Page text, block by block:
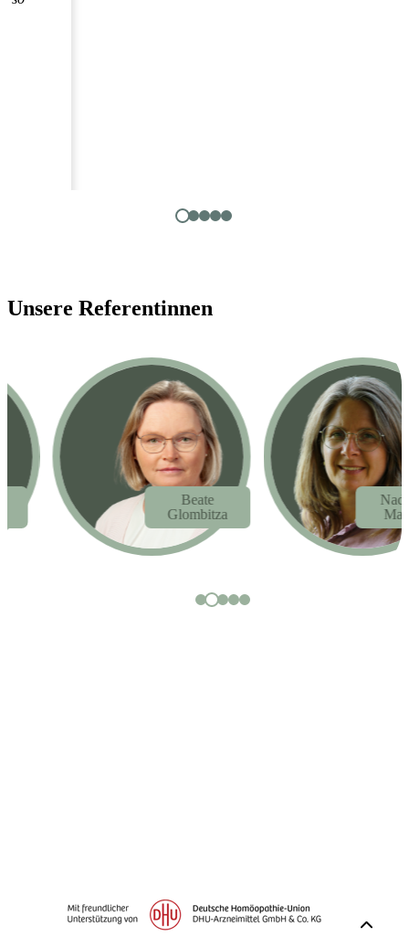
Anita aus Berghain
Unsere Referentinnen
Beate
Glombitza
Nadine
Maier